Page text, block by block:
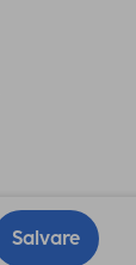
Salvare